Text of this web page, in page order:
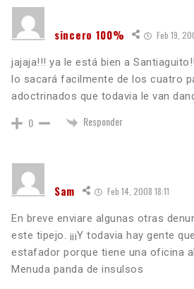
sincero 100% Feb 19,
jajaja!!! ya le está bien a
lo sacará facilmente de los cuatro
adoctrinados que todavia le van
0 Responder
Sam Feb 14, 2008 18:11
En breve enviare algunas otras
este tipejo. ¡¡¡Y todavia hay gente
estafador porque tiene una oficina
Menuda panda de insulsos